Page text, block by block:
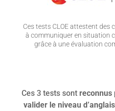
Ces tests CLOE attestent des
à communiquer en situation
grâce à une évaluation
Ces 3 tests sont reconnus
valider le niveau